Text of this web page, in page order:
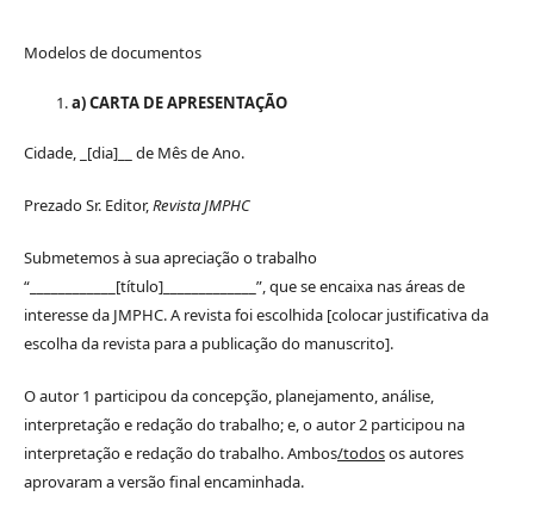
Modelos de documentos
a) CARTA DE APRESENTAÇÃO
Cidade, _[dia]__ de Mês de Ano.
Prezado Sr. Editor,Revista JMPHC
Submetemos à sua apreciação o trabalho
“____________[título]_____________”, que se encaixa nas áreas de
interesse da JMPHC. A revista foi escolhida [colocar justificativa da
escolha da revista para a publicação do manuscrito].
O autor 1 participou da concepção, planejamento, análise,
interpretação e redação do trabalho; e, o autor 2 participou na
interpretação e redação do trabalho. Ambos/todosos autores
aprovaram a versão final encaminhada.